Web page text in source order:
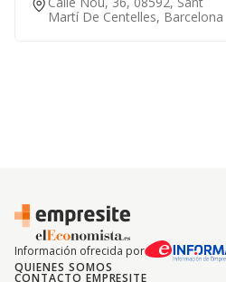
Martí De Centelles, Barcelona
Información ofrecida por
QUIENES SOMOS
CONTACTO EMPRESITE